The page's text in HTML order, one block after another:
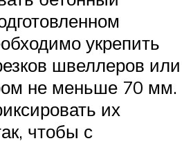
укрепить
швеллеров или
не меньше 70 мм.
их
чтобы с